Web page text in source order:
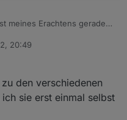
meines Erachtens gerade
sich in meinen Augen
oder als Client und
Während sich der MQTT-
Veröffentlichung
man doch vor dem
ich nehmen soll und da
20:49
den verschiedenen
sie erst einmal selbst